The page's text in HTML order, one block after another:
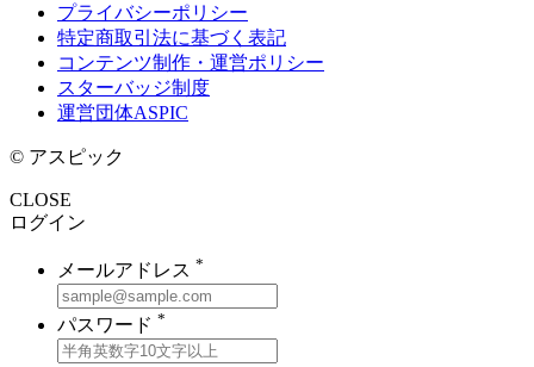
プライバシーポリシー
特定商取引法に基づく表記
コンテンツ制作・運営ポリシー
スターバッジ制度
運営団体ASPIC
© アスピック
CLOSE
ログイン
メールアドレス *
パスワード *